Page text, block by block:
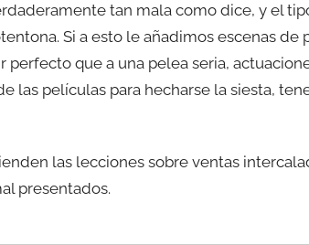
tan mala como dice, y el
Si a esto le añadimos escenas de
que a una pelea seria,
las películas para hecharse la siesta,
las lecciones sobre ventas
presentados.